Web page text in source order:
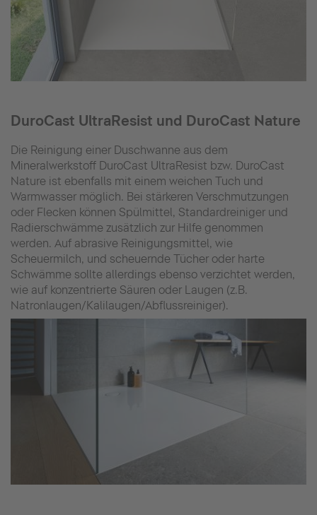
DuroCast UltraResist und DuroCast Nature
Die Reinigung einer Duschwanne aus dem
Mineralwerkstoff DuroCast UltraResist bzw. DuroCast
Nature ist ebenfalls mit einem weichen Tuch und
Warmwasser möglich. Bei stärkeren Verschmutzungen
oder Flecken können Spülmittel, Standardreiniger und
Radierschwämme zusätzlich zur Hilfe genommen
werden. Auf abrasive Reinigungsmittel, wie
Scheuermilch, und scheuernde Tücher oder harte
Schwämme sollte allerdings ebenso verzichtet werden,
wie auf konzentrierte Säuren oder Laugen (z.B.
Natronlaugen/Kalilaugen/Abflussreiniger).